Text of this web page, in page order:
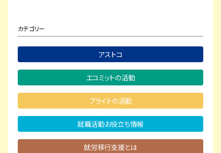
カテゴリー
アストコ
エコミットの活動
ブライトの活動
就職活動お役立ち情報
就労移行支援とは